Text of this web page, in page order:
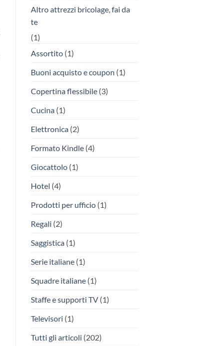
Altro attrezzi bricolage, fai da
te
(1)
Assortito(1)
Buoni acquisto e coupon (1)
Copertina flessibile(3)
Cucina(1)
Elettronica(2)
Formato Kindle(4)
Giocattolo(1)
Hotel (4)
Prodotti per ufficio(1)
Regali (2)
Saggistica(1)
Serie italiane(1)
Squadre italiane(1)
Staffe e supporti TV(1)
Televisori (1)
Tutti gli articoli (202)